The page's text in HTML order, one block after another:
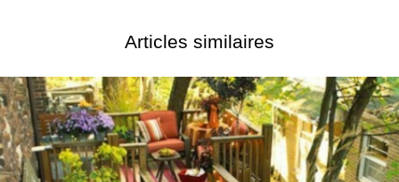
Articles similaires